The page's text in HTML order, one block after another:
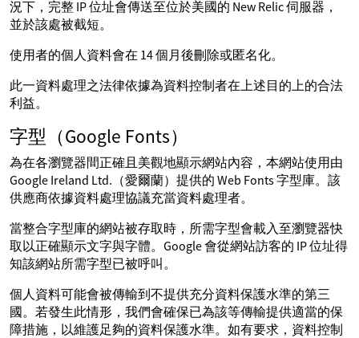
況下，完整 IP 位址會傳送至位於美國的 New Relic 伺服器，
並於該處被截短。
使用者的個人資料會在 14 個月後刪除或匿名化。
此一資料處理之法律依據為資料控制者在上述目的上的合法
利益。
字型（Google Fonts）
為在各瀏覽器間正確且美觀地顯示網站內容，本網站使用由
Google Ireland Ltd.（愛爾蘭）提供的 Web Fonts 字型庫。該
供應商依據資料處理協議充當資料處理者。
當整合字型庫的網站被存取時，所需字型會載入至瀏覽器快
取以正確顯示文字與字體。Google 會從網站訪客的 IP 位址得
知該網站所需字型已被呼叫。
個人資料可能會被傳輸到不提供充分資料保護水準的第三
國。若發生此情形，我們會確保已為該等傳輸提供適當的保
障措施，以維護足夠的資料保護水準。如有要求，資料控制